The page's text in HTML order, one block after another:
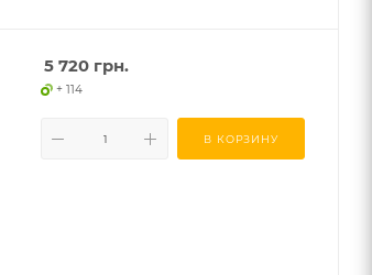
5 720 грн.
+ 114
В КОРЗИНУ